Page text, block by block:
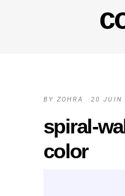
BY ZOHRA 20 JUIN
spiral-
color